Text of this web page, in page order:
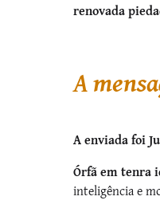
renovada
A
A enviada foi
Órfã em tenra
inteligência e